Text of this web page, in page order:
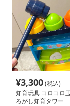
¥3,300(税込)
知育玩具 コロコロ
ろがし知育タワー